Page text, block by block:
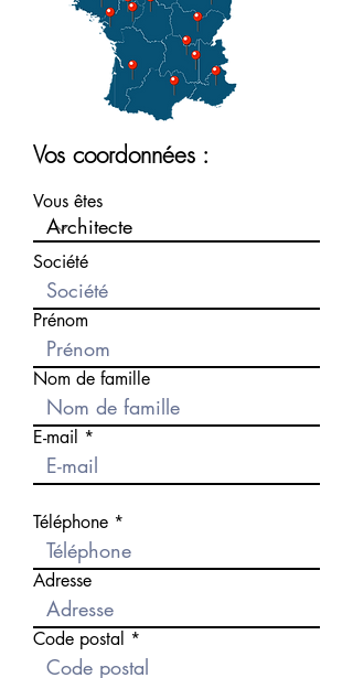
Vos coordonnées :
Vous êtes
Société
Prénom
Nom de famille
E-mail
Téléphone
Adresse
Code postal